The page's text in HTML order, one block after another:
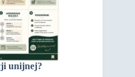
unijnej?